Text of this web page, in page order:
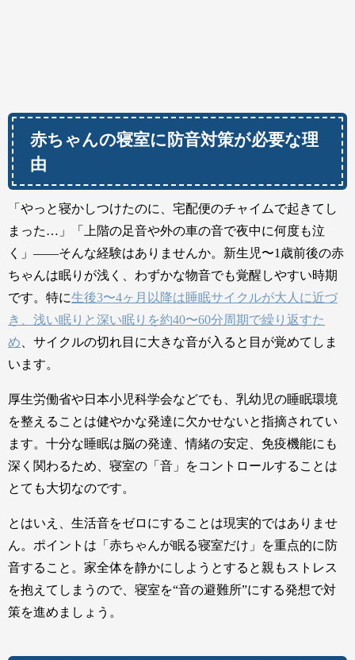
赤ちゃんの寝室に防音対策が必要な理
由
「やっと寝かしつけたのに、宅配便のチャイムで起きてし
まった…」「上階の足音や外の車の音で夜中に何度も泣
く」——そんな経験はありませんか。新生児〜1歳前後の赤
ちゃんは眠りが浅く、わずかな物音でも覚醒しやすい時期
です。特に生後3〜4ヶ月以降は睡眠サイクルが大人に近づ
き、浅い眠りと深い眠りを約40〜60分周期で繰り返すた
め 、サイクルの切れ目に大きな音が入ると目が覚めてしま
います。
厚生労働省や日本小児科学会などでも、乳幼児の睡眠環境
を整えることは健やかな発達に欠かせないと指摘されてい
ます。十分な睡眠は脳の発達、情緒の安定、免疫機能にも
深く関わるため、寝室の「音」をコントロールすることは
とても大切なのです。
とはいえ、生活音をゼロにすることは現実的ではありませ
ん。ポイントは「赤ちゃんが眠る寝室だけ」を重点的に防
音すること。家全体を静かにしようとすると親もストレス
を抱えてしまうので、寝室を“音の避難所”にする発想で対
策を進めましょう。